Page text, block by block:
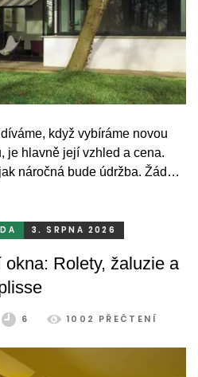
když vybíráme novou
je hlavně její vzhled a cena.
náročná bude údržba. Žádný
pylu, což se na něm dříve či
3. SRPNA 2026
Rolety, žaluzie a
6 1002 PŘEČTENÍ